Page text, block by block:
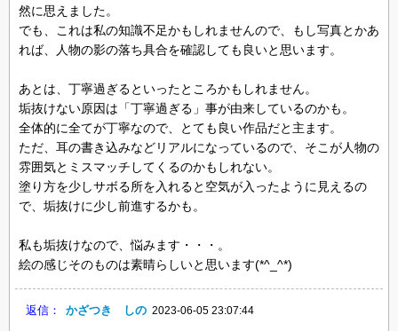
然に思えました。
でも、これは私の知識不足かもしれませんので、もし写真とかあ
れば、人物の影の落ち具合を確認しても良いと思います。
あとは、丁寧過ぎるといったところかもしれません。
垢抜けない原因は「丁寧過ぎる」事が由来しているのかも。
全体的に全てが丁寧なので、とても良い作品だと主ます。
ただ、耳の書き込みなどリアルになっているので、そこが人物の
雰囲気とミスマッチしてくるのかもしれない。
塗り方を少しサボる所を入れると空気が入ったように見えるの
で、垢抜けに少し前進するかも。
私も垢抜けなので、悩みます・・・。
絵の感じそのものは素晴らしいと思います(*^_^*)
返信： かざつき しの 2023-06-05 23:07:44